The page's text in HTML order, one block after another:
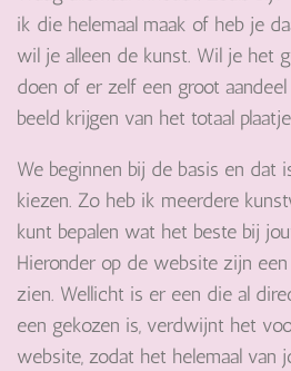
ik die helemaal maak of heb je
wil je alleen de kunst. Wil je het
doen of er zelf een groot
beeld krijgen van het totaal
We beginnen bij de basis en dat
kiezen. Zo heb ik meerdere
kunt bepalen wat het beste bij
Hieronder op de website zijn
zien. Wellicht is er een die al
een gekozen is, verdwijnt het
website, zodat het helemaal van